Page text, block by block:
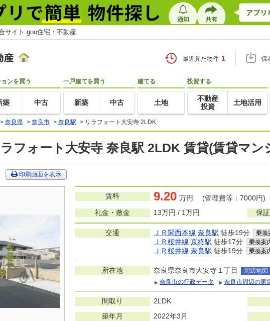
サイト goo住宅・不動産
最近見た物件 1 保
ンを買う
築 中古
一戸建てを買う
新築 中古
建てる
土地
投資する
不動産
投資
土地活用
> 奈良県 > 奈良市 > 奈良駅 > リラフォート大安寺 2LDK
ラフォート大安寺 奈良駅 2LDK 賃貸(賃貸マ
印刷画面を表示
賃料 9.20 万円 (管理費等：7000円)
礼金・敷金
13万円 / 1万円 保
交通 ＪＲ関西本線 奈良駅 徒歩19分 乗換
ＪＲ桜井線 京終駅 徒歩17分 乗換案
ＪＲ桜井線 奈良駅 徒歩19分 乗換案
所在地 奈良県奈良市大安寺１丁目
周辺地図
奈良市の行政データ
奈良市周辺の家
間取り 2LDK
築年月 2022年3月